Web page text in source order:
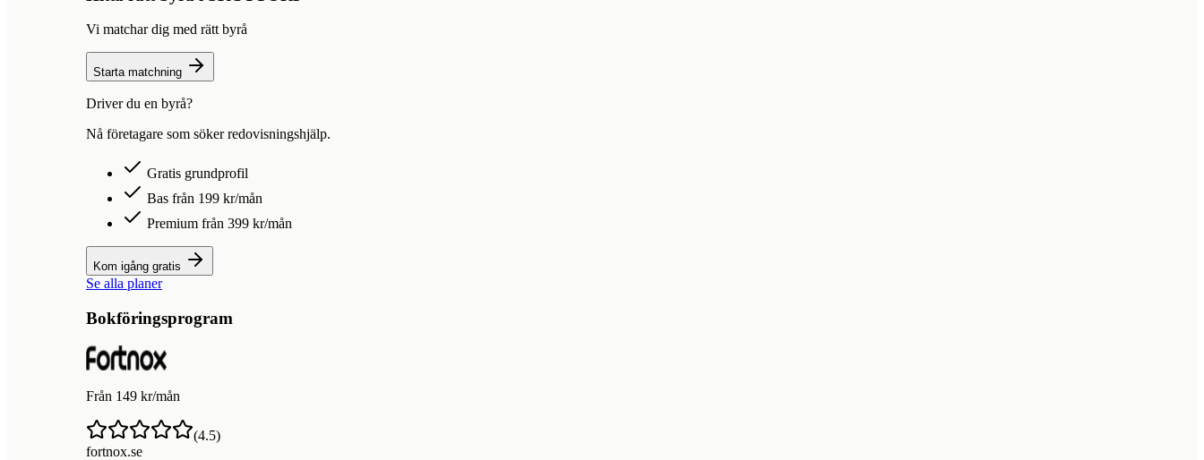
Vi matchar dig med rätt byrå
Starta matchning
Driver du en byrå?
Nå företagare som söker redovisningshjälp.
Gratis grundprofil
Bas från 199 kr/mån
Premium från 399 kr/mån
Kom igång gratis
Se alla planer
Bokföringsprogram
Från 149 kr/mån
(4.5)
fortnox.se